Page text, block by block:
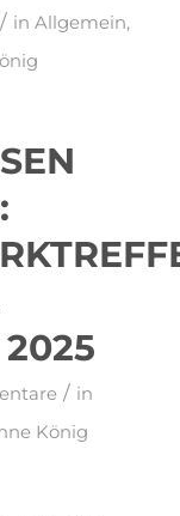
/ in Allgemein,
2025
/ in
König